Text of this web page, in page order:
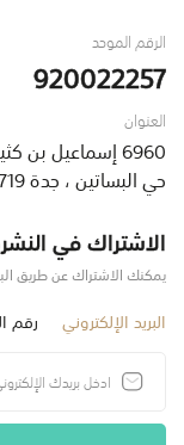
الرقم الموحد
920022257
العنوان
6960 إسماعيل بن كثير
حي البساتين ، جدة 23719
الاشتراك في
يمكنك الاشتراك عن طريق
البريد الإلكتروني رقم